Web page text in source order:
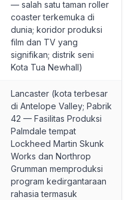
— salah satu taman roller
coaster terkemuka di
dunia; koridor produksi
film dan TV yang
signifikan; distrik seni
Kota Tua Newhall)
Lancaster (kota terbesar
di Antelope Valley; Pabrik
42 — Fasilitas Produksi
Palmdale tempat
Lockheed Martin Skunk
Works dan Northrop
Grumman memproduksi
program kedirgantaraan
rahasia termasuk